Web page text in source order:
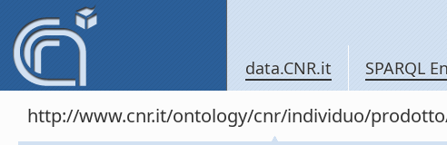
data.CNR.it SPARQL
http://www.cnr.it/ontology/cnr/individuo/